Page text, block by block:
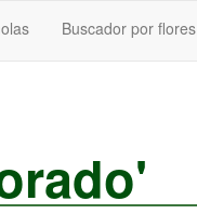
Buscador por flores